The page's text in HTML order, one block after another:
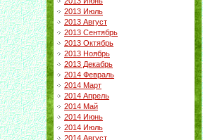
2013 Июль
2013 Август
2013 Сентябрь
2013 Октябрь
2013 Ноябрь
2013 Декабрь
2014 Февраль
2014 Март
2014 Апрель
2014 Май
2014 Июнь
2014 Июль
2014 Август